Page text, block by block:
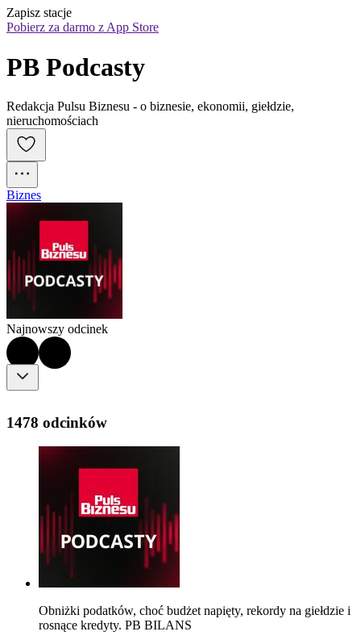
Zapisz stacje
Pobierz za darmo z App Store
PB Podcasty
Redakcja Pulsu Biznesu - o biznesie, ekonomii, giełdzie,
nieruchomościach
Biznes
Najnowszy odcinek
1478 odcinków
Obniżki podatków, choć budżet napięty, rekordy na giełdzie i
rosnące kredyty. PB BILANS